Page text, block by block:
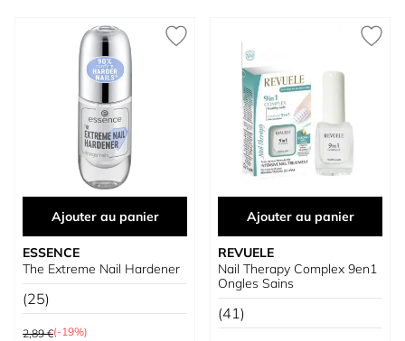
Ajouter au panier
ESSENCE
The Extreme Nail Hardener
(25)
Prix normal
2,89 €(-19%)
Ajouter au panier
REVUELE
Nail Therapy Complex 9en1
Ongles Sains
(41)